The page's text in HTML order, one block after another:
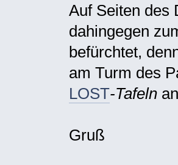
Auf Seiten des
dahingegen
befürchtet,
am Turm des
LOST-Tafeln
Gruß